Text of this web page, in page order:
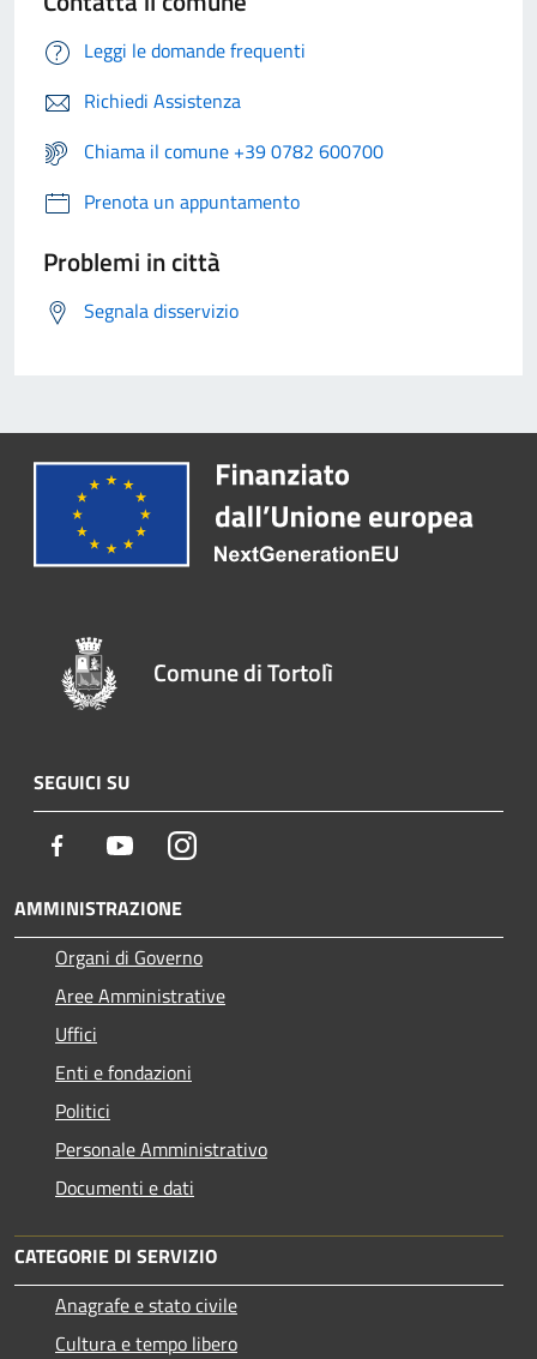
Leggi le domande frequenti
Richiedi Assistenza
Chiama il comune +39 0782 600700
Prenota un appuntamento
Problemi in città
Segnala disservizio
Comune di Tortolì
SEGUICI SU
Facebook YoutubeInstagram
AMMINISTRAZIONE
Organi di Governo
Aree Amministrative
Uffici
Enti e fondazioni
Politici
Personale Amministrativo
Documenti e dati
CATEGORIE DI SERVIZIO
Anagrafe e stato civile
Cultura e tempo libero